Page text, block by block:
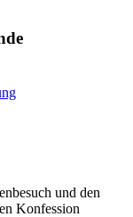
und den
Konfession